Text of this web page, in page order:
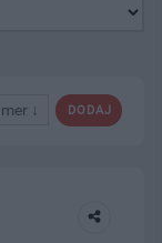
DODAJ
↓